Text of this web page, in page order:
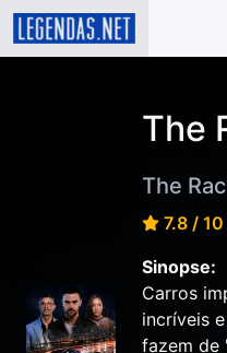
The
The
7.8 / 10
Sinopse:
Carros
incríveis
fazem de